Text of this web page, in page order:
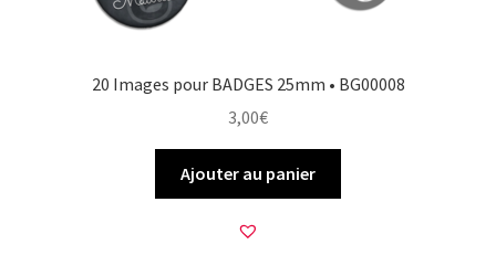
20 Images pour BADGES 25mm • BG00008
3,00€
Ajouter au panier